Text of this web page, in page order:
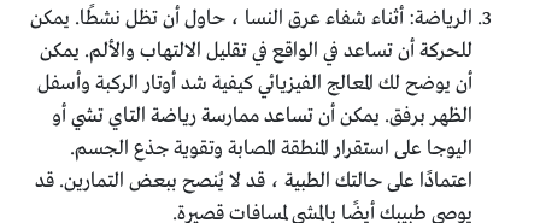
الرياضة: أثناء شفاء عرق النسا ، حاول أن تظل نشطًا. يمكن
للحركة أن تساعد في الواقع في تقليل الالتهاب والألم. يمكن
أن يوضح لك المعالج الفيزيائي كيفية شد أوتار الركبة وأسفل
الظهر برفق. يمكن أن تساعد ممارسة رياضة التاي تشي أو
اليوجا على استقرار المنطقة المصابة وتقوية جذع الجسم.
اعتمادًا على حالتك الطبية ، قد لا يُنصح ببعض التمارين. قد
يوصي طبيبك أيضًا بالمشي لمسافات قصيرة.